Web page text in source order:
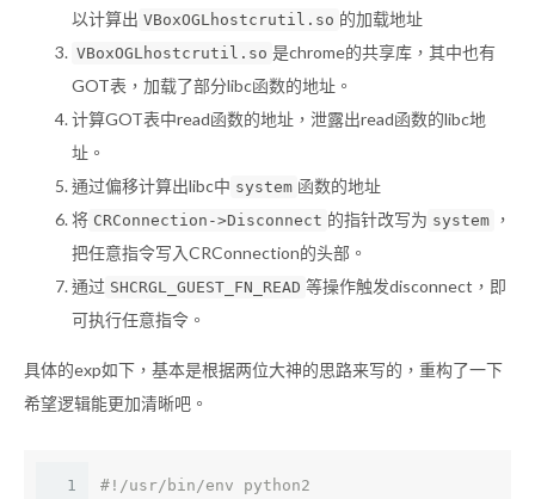
以计算出 VBoxOGLhostcrutil.so 的加载地址
VBoxOGLhostcrutil.so 是chrome的共享库，其中也有
GOT表，加载了部分libc函数的地址。
计算GOT表中read函数的地址，泄露出read函数的libc地
址。
通过偏移计算出libc中 system 函数的地址
将 CRConnection->Disconnect 的指针改写为 system ，
把任意指令写入CRConnection的头部。
通过 SHCRGL_GUEST_FN_READ 等操作触发disconnect，即
可执行任意指令。
具体的exp如下，基本是根据两位大神的思路来写的，重构了一下
希望逻辑能更加清晰吧。
1
#!/usr/bin/env python2